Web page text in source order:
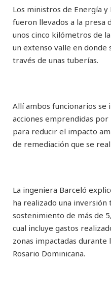
Los ministros de Energía
fueron llevados a la presa
unos cinco kilómetros de
un extenso valle en donde
través de unas tuberías.
Allí ambos funcionarios
acciones emprendidas
para reducir el impacto
de remediación que se
La ingeniera Barceló
ha realizado una inversión
sostenimiento de más de
cual incluye gastos
zonas impactadas durante
Rosario Dominicana.